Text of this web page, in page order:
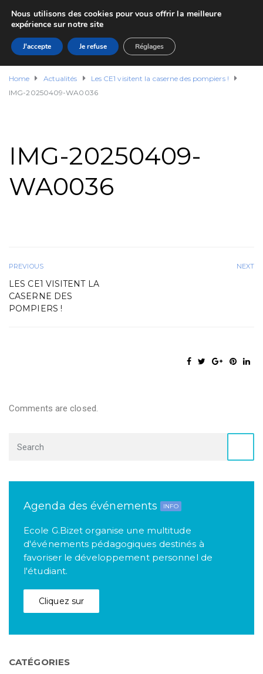
Home Actualités
Les CE1 visitent la caserne des pompiers !
IMG-20250409-WA0036
IMG-20250409-
WA0036
PREVIOUS
LES CE1 VISITENT LA
CASERNE DES
POMPIERS !
NEXT
Comments are closed.
Agenda des événements INFO
Ecole G.Bizet organise une multitude
d'événements pédagogiques destinés à
favoriser le développement personnel de
l'étudiant.
Cliquez sur
CATÉGORIES
Nous utilisons des cookies pour vous offrir la meilleure
expérience sur notre site
J'accepte Je refuse Réglages